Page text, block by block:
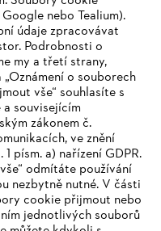
NICHT
nebo Tealium).
údaje zpracovávat
Podrobnosti o
my a třetí strany,
o souborech
vše“ souhlasíte s
souvisejícím
zákonem č.
ve znění
písm. a) nařízení GDPR.
odmítáte používání
nezbytně nutné. V části
cookie přijmout nebo
jednotlivých souborů